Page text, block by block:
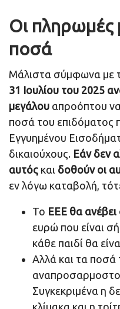
Οι πληρωμές
ποσά
Μάλιστα σύμφωνα με
31 Ιουλίου του 2025
μεγάλου απροόπτου
ποσά του επιδόματος
Εγγυημένου
δικαιούχους. Εάν δεν
αυτός και δοθούν οι
εν λόγω καταβολή,
Το ΕΕΕ θα
ευρώ που είναι
κάθε παιδί θα
Αλλά και τα ποσά
Συγκεκριμένα η